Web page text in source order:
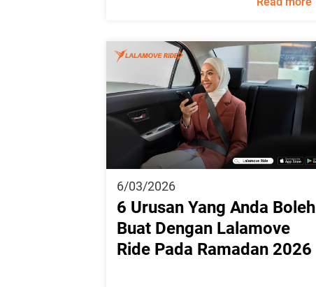
6/03/2026
6 Urusan Yang Anda Boleh
Buat Dengan Lalamove
Ride Pada Ramadan 2026